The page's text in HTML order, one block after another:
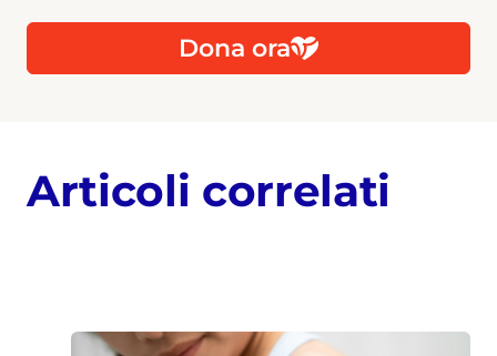
Dona ora
Articoli correlati